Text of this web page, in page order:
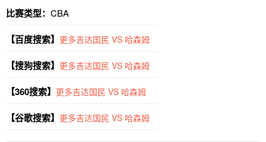
比赛类型： CBA
【百度搜索】 更多吉达国民 VS 哈森姆
【搜狗搜索】 更多吉达国民 VS 哈森姆
【360搜索】 更多吉达国民 VS 哈森姆
【谷歌搜索】 更多吉达国民 VS 哈森姆